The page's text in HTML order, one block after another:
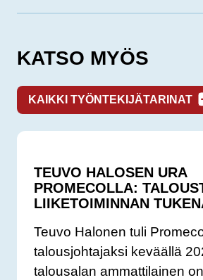
KATSO MYÖS
KAIKKI TYÖNTEKIJÄTARINAT
TEUVO HALOSEN URA
PROMECOLLA:
LIIKETOIMINNAN
Teuvo Halonen tuli
talousjohtajaksi keväällä
talousalan ammattilainen